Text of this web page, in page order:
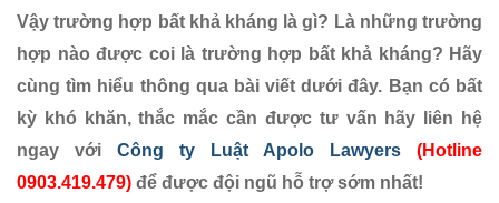
Vậy trường hợp bất khả kháng là gì? Là những trường
hợp nào được coi là trường hợp bất khả kháng? Hãy
cùng tìm hiểu thông qua bài viết dưới đây. Bạn có bất
kỳ khó khăn, thắc mắc cần được tư vấn hãy liên hệ
ngay với Công ty Luật Apolo Lawyers
(Hotline
0903.419.479) để được đội ngũ hỗ trợ sớm nhất!